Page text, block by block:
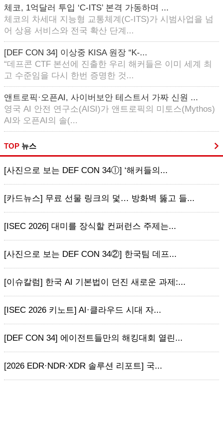
체코, 1억달러 투입 ‘C-ITS’ 본격 가동하며 ...
체코의 차세대 지능형 교통체계(C-ITS)가 시범사업을 넘
어 상용 서비스와 전국 확산 단계...
[DEF CON 34] 이상중 KISA 원장 “K-...
“데프콘 CTF 본선에 진출한 우리 해커들은 이미 세계 최
고 수준임을 다시 한번 증명한 것...
앤트로픽·오픈AI, 사이버보안 테스트서 가짜 신원 ...
영국 AI 안전 연구소(AISI)가 앤트로픽의 미토스(Mythos)
AI와 오픈AI의 솔(...
TOP 뉴스
[사진으로 보는 DEF CON 34ⓛ] ‘해커들의...
[카드뉴스] 무료 선물 링크의 덫… 방화벽 뚫고 들...
[ISEC 2026] 대미를 장식할 컨퍼런스 주제는...
[사진으로 보는 DEF CON 34②] 한국팀 데프...
[이슈칼럼] 한국 AI 기본법이 던진 새로운 과제:...
[ISEC 2026 키노트] AI·클라우드 시대 자...
[DEF CON 34] 에이전트들만의 해킹대회 열린...
[2026 EDR·NDR·XDR 솔루션 리포트] 국...